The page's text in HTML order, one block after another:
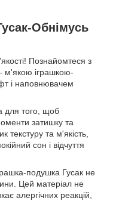
Обнімусь
Познайомтеся з
іграшкою-
і наповнювачем
для того, щоб
затишку та
та м'якість,
сон і відчуття
подушка Гусак не
Цей матеріал не
алергічних реакцій,